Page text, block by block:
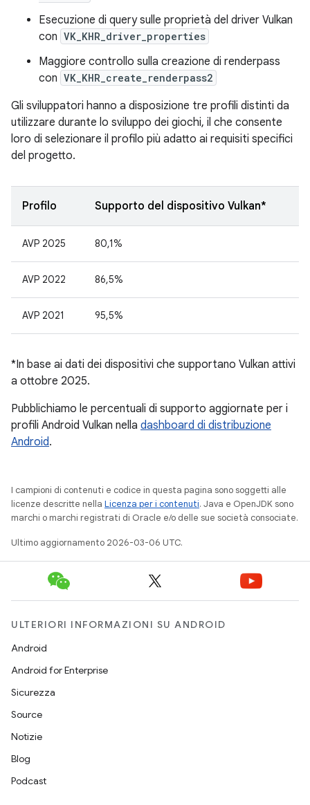
Esecuzione di query sulle proprietà del driver Vulkan
con VK_KHR_driver_properties
Maggiore controllo sulla creazione di renderpass
con VK_KHR_create_renderpass2
Gli sviluppatori hanno a disposizione tre profili distinti da
utilizzare durante lo sviluppo dei giochi, il che consente
loro di selezionare il profilo più adatto ai requisiti specifici
del progetto.
Profilo Supporto del dispositivo Vulkan*
AVP 2025 80,1%
AVP 2022 86,5%
AVP 2021 95,5%
*In base ai dati dei dispositivi che supportano Vulkan attivi
a ottobre 2025.
Pubblichiamo le percentuali di supporto aggiornate per i
profili Android Vulkan nella dashboard di distribuzione
Android.
I campioni di contenuti e codice in questa pagina sono soggetti alle
licenze descritte nella Licenza per i contenuti. Java e OpenJDK sono
marchi o marchi registrati di Oracle e/o delle sue società consociate.
Ultimo aggiornamento 2026-03-06 UTC.
ULTERIORI INFORMAZIONI SU ANDROID
Android
Android for Enterprise
Sicurezza
Source
Notizie
Blog
Podcast